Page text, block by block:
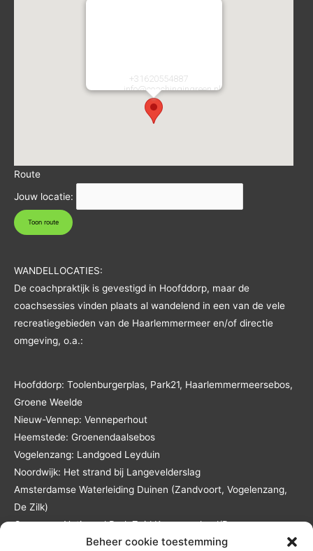
Beheer cookie toestemming
+31620554887
E-mail:info@coachingingreen.nl
https://coachingingreen.nl/
Route
Jouw locatie:
WANDELLOCATIES:
De coachpraktijk is gevestigd in Hoofddorp, maar de
coachsessies vinden plaats al wandelend in een van de vele
recreatiegebieden van de Haarlemmermeer en/of directie
omgeving, o.a.:
Hoofddorp: Toolenburgerplas, Park21, Haarlemmermeersebos,
Groene Weelde
Nieuw-Vennep: Venneperhout
Heemstede: Groenendaalsebos
Vogelenzang: Landgoed Leyduin
Noordwijk: Het strand bij Langevelderslag
Amsterdamse Waterleiding Duinen (Zandvoort, Vogelenzang,
De Zilk)
Overveen: Nationaal Park Zuid Kennemerland/De
Kennemerduinen